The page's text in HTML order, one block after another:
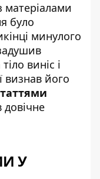
було
минулого
виніс і
визнав його
У